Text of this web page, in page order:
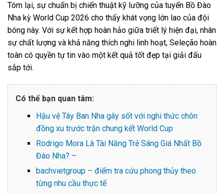
Tóm lại, sự chuẩn bị chiến thuật kỹ lưỡng của tuyển Bồ Đào
Nha kỳ World Cup 2026 cho thấy khát vọng lớn lao của đội
bóng này. Với sự kết hợp hoàn hảo giữa triết lý hiện đại, nhân
sự chất lượng và khả năng thích nghi linh hoạt, Seleção hoàn
toàn có quyền tự tin vào một kết quả tốt đẹp tại giải đấu
sắp tới.
Có thể bạn quan tâm:
Hậu vệ Tây Ban Nha gây sốt với nghi thức chôn
đồng xu trước trận chung kết World Cup
Rodrigo Mora Là Tài Năng Trẻ Sáng Giá Nhất Bồ
Đào Nha? –
bachvietgroup – điểm tra cứu phong thủy theo
từng nhu cầu thực tế